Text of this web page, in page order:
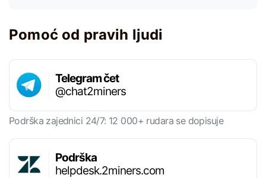
Pomoć od pravih ljudi
Telegram čet
@chat2miners
Podrška zajednici 24/7: 12 000+ rudara se dopisuje
Podrška
helpdesk.2miners.com